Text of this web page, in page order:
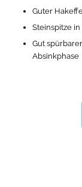
Guter
Steinspitze
Gut
Absinkphase